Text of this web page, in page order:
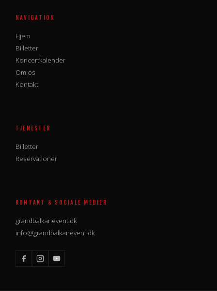
NAVIGATION
Hjem
Billetter
Koncertkalender
Om os
Kontakt
TJENESTER
Billetter
Reservationer
KONTAKT & SOCIALE MEDIER
grandbalkanevent.dk
info@grandbalkanevent.dk